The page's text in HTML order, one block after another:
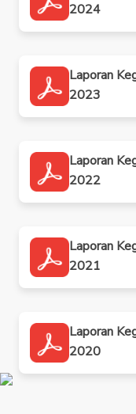
2024
Laporan
2023
Laporan
2022
Laporan
2021
Laporan
2020